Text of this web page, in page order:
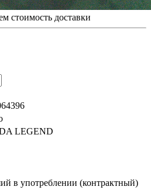
стоимость доставки
LEGEND
в употреблении (контрактный)